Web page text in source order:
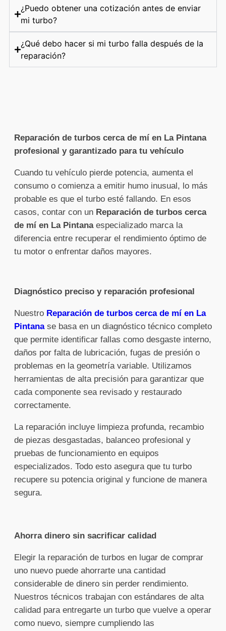
¿Puedo obtener una cotización antes de enviar
mi turbo?
¿Qué debo hacer si mi turbo falla después de la
reparación?
Reparación de turbos cerca de mí en La Pintana
profesional y garantizado para tu vehículo
Cuando tu vehículo pierde potencia, aumenta el
consumo o comienza a emitir humo inusual, lo más
probable es que el turbo esté fallando. En esos
casos, contar con un Reparación de turbos cerca
de mí en La Pintanaespecializado marca la
diferencia entre recuperar el rendimiento óptimo de
tu motor o enfrentar daños mayores.
Diagnóstico preciso y reparación profesional
Nuestro Reparación de turbos cerca de mí en La
Pintanase basa en un diagnóstico técnico completo
que permite identificar fallas como desgaste interno,
daños por falta de lubricación, fugas de presión o
problemas en la geometría variable. Utilizamos
herramientas de alta precisión para garantizar que
cada componente sea revisado y restaurado
correctamente.
La reparación incluye limpieza profunda, recambio
de piezas desgastadas, balanceo profesional y
pruebas de funcionamiento en equipos
especializados. Todo esto asegura que tu turbo
recupere su potencia original y funcione de manera
segura.
Ahorra dinero sin sacrificar calidad
Elegir la reparación de turbos en lugar de comprar
uno nuevo puede ahorrarte una cantidad
considerable de dinero sin perder rendimiento.
Nuestros técnicos trabajan con estándares de alta
calidad para entregarte un turbo que vuelve a operar
como nuevo, siempre cumpliendo las